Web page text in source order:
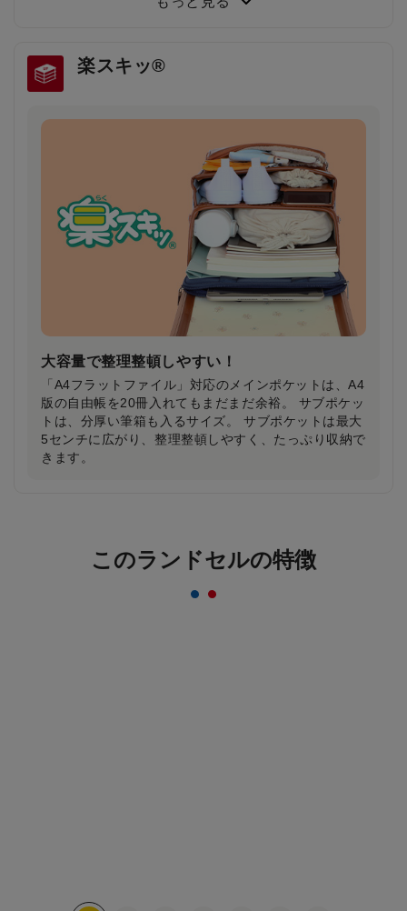
雨の日や薄暗い夕方でもドライバーの注意を引
き安全・安心
雨で視界が悪い日や夕暮れ時に、ランドセルのふちが
ピカッと光り、ドライバーの注意を引きます。
一般的な反射材はシルバーカラーが多いのに対し、安
ピカッは素材の上に特殊加工を施すことにより、素材
楽スキッ®
大容量で整理整頓しやすい！
「A4フラットファイル」対応のメインポケットは、A4
版の自由帳を20冊入れてもまだまだ余裕。 サブポケッ
トは、分厚い筆箱も入るサイズ。 サブポケットは最大
5センチに広がり、整理整頓しやすく、たっぷり収納で
きます。
このランドセルの特徴